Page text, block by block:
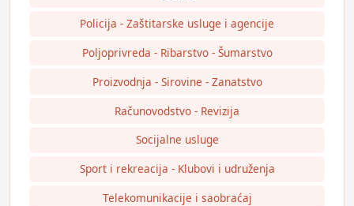
Policija - Zaštitarske usluge i agencije
Poljoprivreda - Ribarstvo - Šumarstvo
Proizvodnja - Sirovine - Zanatstvo
Računovodstvo - Revizija
Socijalne usluge
Sport i rekreacija - Klubovi i udruženja
Telekomunikacije i saobraćaj